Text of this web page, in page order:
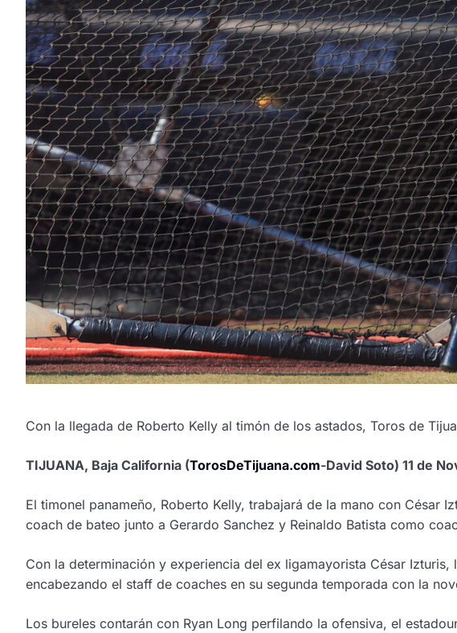
Con la llegada de Roberto Kelly al timón de los astados, Toros de
TIJUANA, Baja California (TorosDeTijuana.com-David Soto) 11 de
El timonel panameño, Roberto Kelly, trabajará de la mano con César
coach de bateo junto a Gerardo Sanchez y Reinaldo Batista como
Con la determinación y experiencia del ex ligamayorista César
encabezando el staff de coaches en su segunda temporada con la
Los bureles contarán con Ryan Long perfilando la ofensiva, el